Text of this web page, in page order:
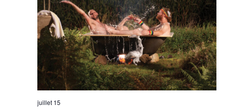
juillet 15